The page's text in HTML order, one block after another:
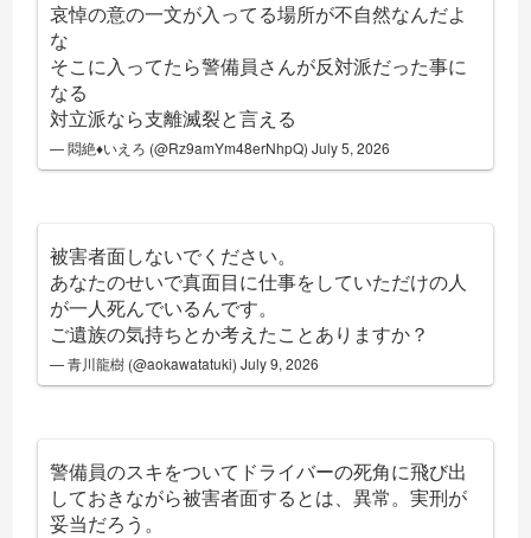
哀悼の意の一文が入ってる場所が不自然なんだよ
な
そこに入ってたら警備員さんが反対派だった事に
なる
対立派なら支離滅裂と言える
— 悶絶♦︎いえろ (@Rz9amYm48erNhpQ)July 5, 2026
被害者面しないでください。
あなたのせいで真面目に仕事をしていただけの人
が一人死んでいるんです。
ご遺族の気持ちとか考えたことありますか？
— 青川龍樹 (@aokawatatuki)July 9, 2026
警備員のスキをついてドライバーの死角に飛び出
しておきながら被害者面するとは、異常。実刑が
妥当だろう。